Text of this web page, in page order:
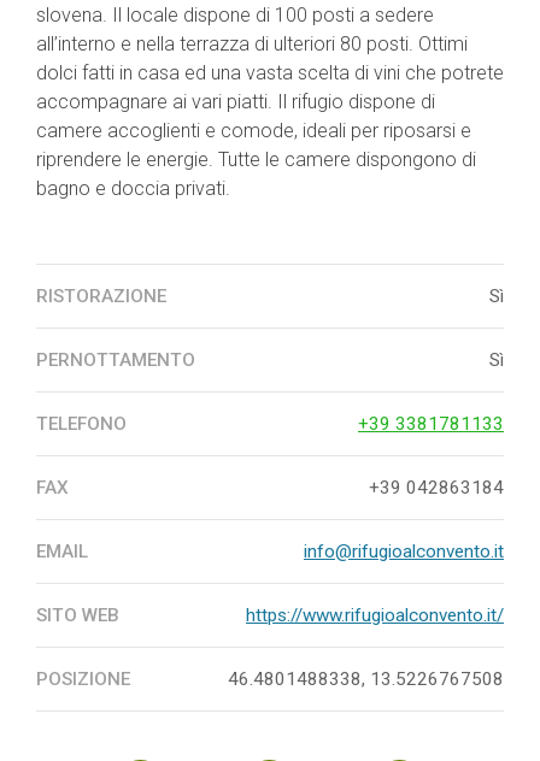
slovena. Il locale dispone di 100 posti a sedere
all’interno e nella terrazza di ulteriori 80 posti. Ottimi
dolci fatti in casa ed una vasta scelta di vini che potrete
accompagnare ai vari piatti. Il rifugio dispone di
camere accoglienti e comode, ideali per riposarsi e
riprendere le energie. Tutte le camere dispongono di
bagno e doccia privati.
RISTORAZIONE Sì
PERNOTTAMENTO Sì
TELEFONO +39 3381781133
FAX +39 042863184
EMAIL info@rifugioalconvento.it
SITO WEB https://www.rifugioalconvento.it/
POSIZIONE 46.4801488338, 13.5226767508